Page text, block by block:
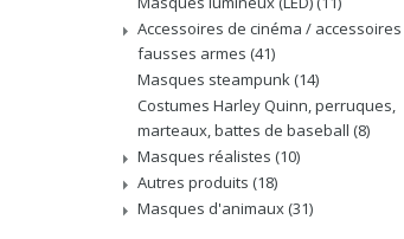
Accessoires de cinéma /
fausses armes (41)
Masques steampunk (14)
Costumes Harley Quinn, perruques,
marteaux, battes de baseball (8)
Masques réalistes (10)
Autres produits (18)
Masques d'animaux (31)